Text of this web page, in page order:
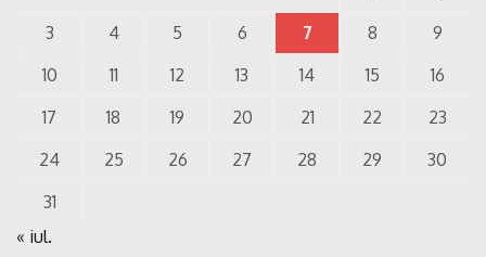
3
4 5 6 7 8
9
10
11 12 13 14 15
16
17
18 19 20 21 22
23
24
25 26 27 28 29
30
31
« iul.